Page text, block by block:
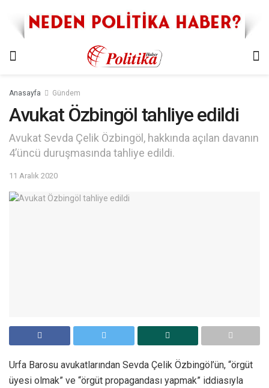
Anasayfa Gündem
Avukat Özbingöl tahliye edildi
Avukat Sevda Çelik Özbingöl, hakkında açılan davanın
4’üncü duruşmasında tahliye edildi.
11 Aralık 2020
Urfa Barosu avukatlarından Sevda Çelik Özbingöl’ün, “örgüt
üyesi olmak” ve “örgüt propagandası yapmak” iddiasıyla